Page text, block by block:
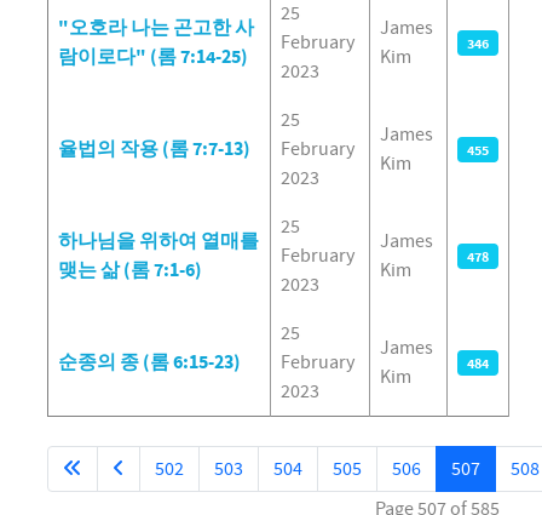
"오호라 나는 곤고한 사
람이로다" (롬 7:14-25)
25
February
2023
James
Kim
346
율법의 작용 (롬 7:7-13)
25
February
2023
James
Kim
455
하나님을 위하여 열매를
맺는 삶 (롬 7:1-6)
25
February
2023
James
Kim
478
순종의 종 (롬 6:15-23)
25
February
2023
James
Kim
484
Page 507 of 585
502 503 504 505 506 507 508